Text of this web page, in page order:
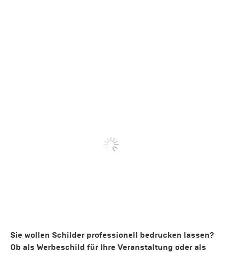
Sie wollen Schilder professionell bedrucken lassen?
Ob als Werbeschild für Ihre Veranstaltung oder als